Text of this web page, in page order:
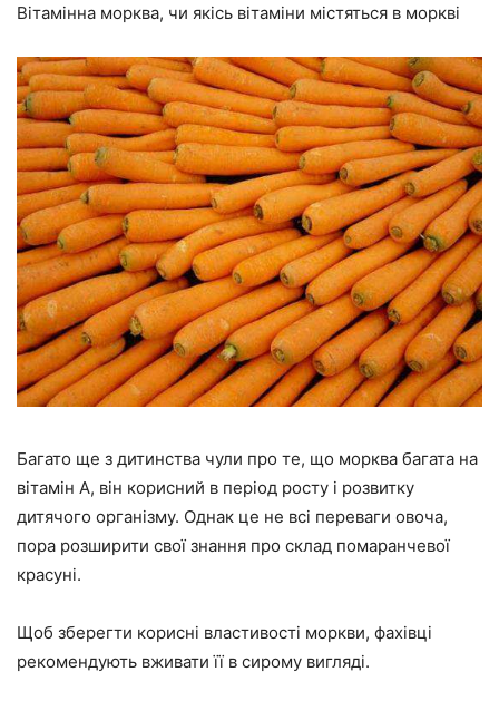
Вітамінна морква, чи якісь вітаміни містяться в моркві
Багато ще з дитинства чули про те, що морква багата на
вітамін A, він корисний в період росту і розвитку
дитячого організму. Однак це не всі переваги овоча,
пора розширити свої знання про склад помаранчевої
красуні.
Щоб зберегти корисні властивості моркви, фахівці
рекомендують вживати її в сирому вигляді.